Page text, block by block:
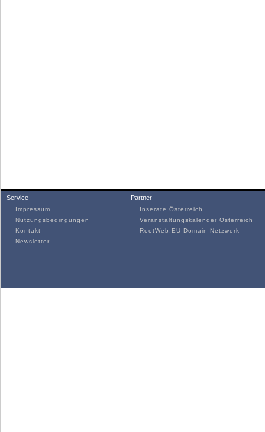
Service
Impressum
Nutzungsbedingungen
Kontakt
Newsletter
Partner
Inserate Österreich
Veranstaltungskalender Österreich
RootWeb.EU Domain Netzwerk